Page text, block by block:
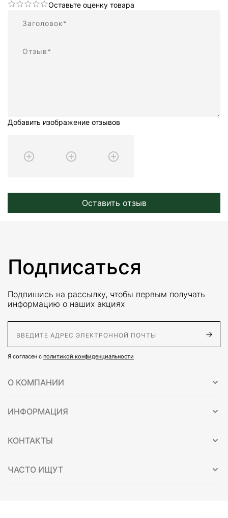
Оставьте оценку товара
Добавить изображение отзывов
Оставить отзыв
Подписаться
Подпишись на рассылку, чтобы первым получать
информацию о наших акциях
Я согласен с политикой конфиденциальности
О КОМПАНИИ
ИНФОРМАЦИЯ
КОНТАКТЫ
ЧАСТО ИЩУТ